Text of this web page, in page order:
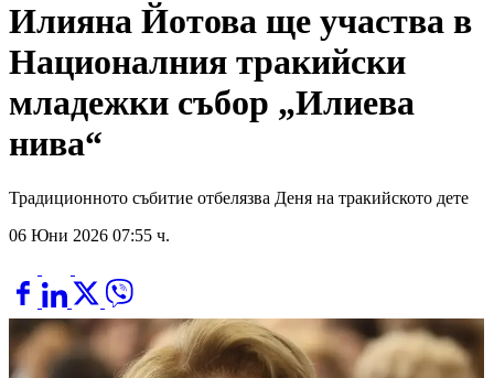
Илияна Йотова ще участва в
Националния тракийски
младежки събор „Илиева
нива“
Традиционното събитие отбелязва Деня на тракийското дете
06 Юни 2026 07:55 ч.